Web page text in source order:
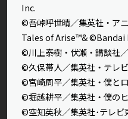
Inc.
©吾峠呼世晴／集英社・ア
Tales of Arise™&
©川上泰樹・伏瀬・講談社
©久保帯人／集英社・テレ
©宮崎周平／集英社・僕と
©堀越耕平／集英社・僕の
©空知英秋／集英社･テレビ